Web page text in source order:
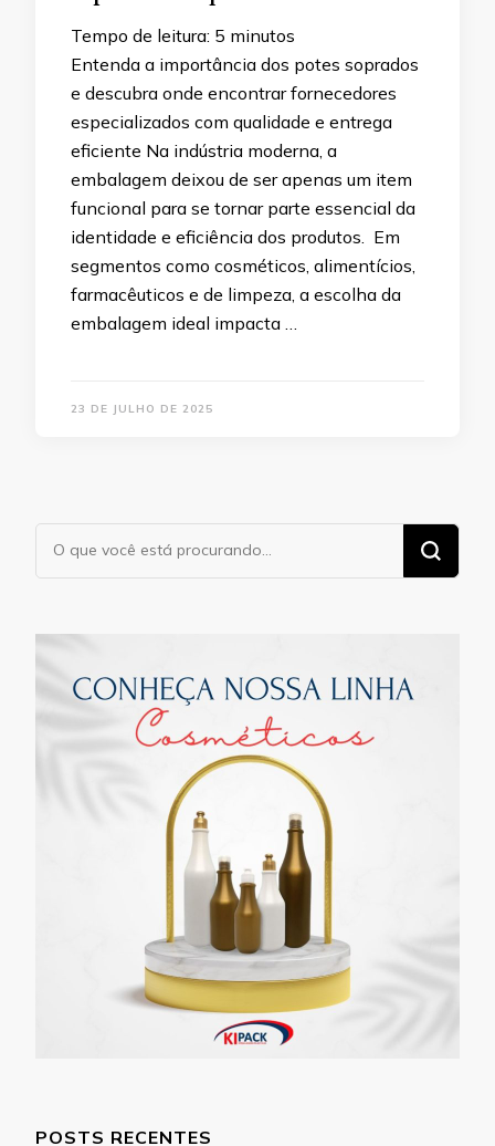
Tempo de leitura: 5 minutos
Entenda a importância dos potes soprados
e descubra onde encontrar fornecedores
especializados com qualidade e entrega
eficiente Na indústria moderna, a
embalagem deixou de ser apenas um item
funcional para se tornar parte essencial da
identidade e eficiência dos produtos. Em
segmentos como cosméticos, alimentícios,
farmacêuticos e de limpeza, a escolha da
embalagem ideal impacta …
23 DE JULHO DE 2025
Procurando
algo?
POSTS RECENTES